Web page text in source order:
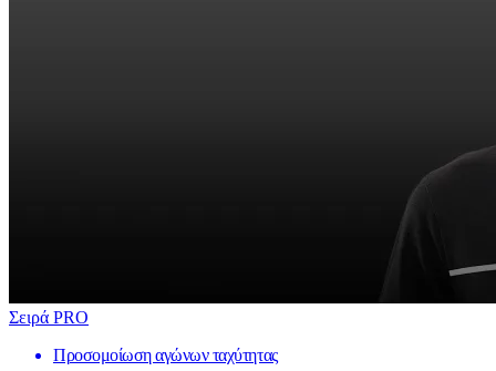
Σειρά PRO
Προσομοίωση αγώνων ταχύτητας